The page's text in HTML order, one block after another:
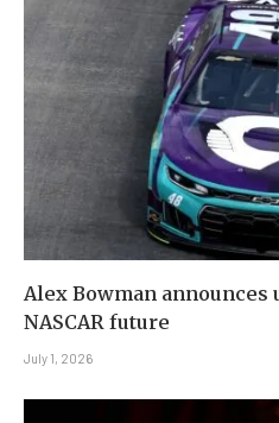
Alex Bowman
NASCAR future
July 1, 2026